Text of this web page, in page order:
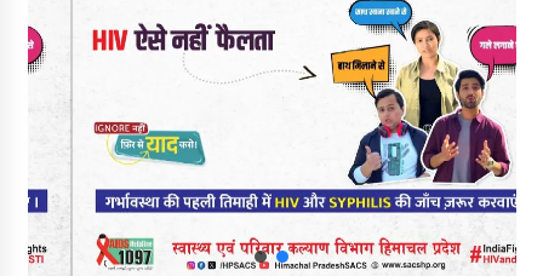
देहरा पुलिस की बड़ी कार्रवाई- 90 लाख नकद और 2 करोड़के सोने के
आभूषण बरामद, 7 आरोपी गिरफ्तार
05/08/2026
पिंजौर-बद्दी फोरलेन परियोजना को मिली बड़ी गति, 378.48 करोड़ की लागत
से बैलेंस कार्य का अवार्ड जारी : हर्ष महाजन
वन विभाग एवं रेड क्रॉस सोसायटी के संयुक्त तत्वावधान में शूराला में वृक्षारोपण
अभियान आयोजित